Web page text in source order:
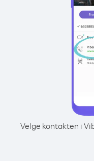
Velge kontakten i